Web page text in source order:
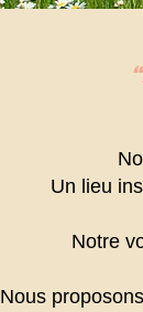
Un lieu
Notre
Nous